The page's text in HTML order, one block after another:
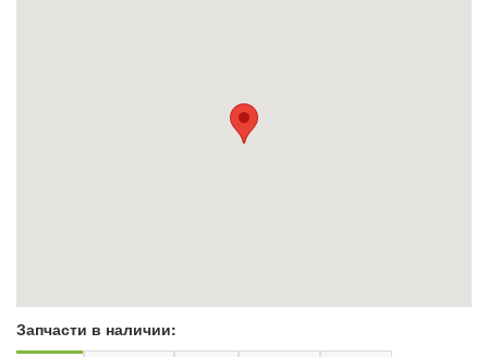
Запчасти в наличии: